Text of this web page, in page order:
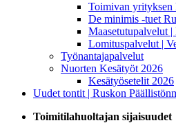
Toimivan yrityksen
De minimis -tuet
Maasetutupalvelut
Lomituspalvelut |
Työnantajapalvelut
Nuorten Kesätyöt 2026
Kesätyösetelit 2026
Uudet tontit | Ruskon
Toimitilahuoltajan sijaisuudet